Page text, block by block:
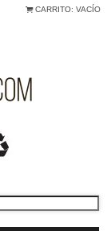
CARRITO: VACÍO